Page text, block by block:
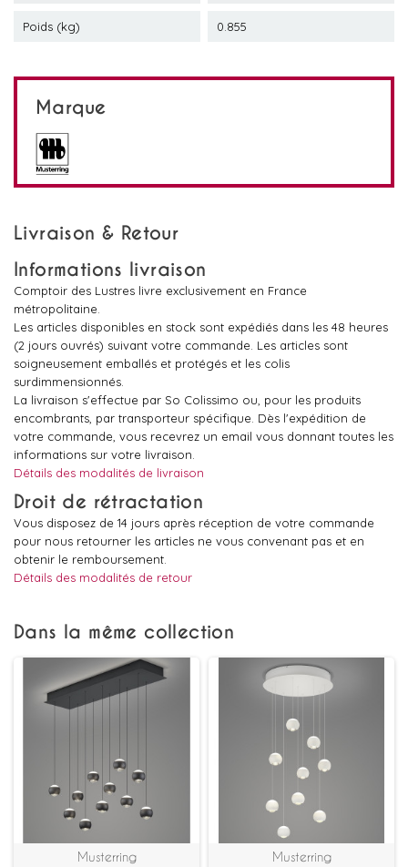
Poids (kg) 0.855
Marque
Livraison & Retour
Informations livraison
Comptoir des Lustres livre exclusivement en France
métropolitaine.
Les articles disponibles en stock sont expédiés dans les 48 heures
(2 jours ouvrés) suivant votre commande. Les articles sont
soigneusement emballés et protégés et les colis
surdimmensionnés.
La livraison s'effectue par So Colissimo ou, pour les produits
encombrants, par transporteur spécifique. Dès l'expédition de
votre commande, vous recevrez un email vous donnant toutes les
informations sur votre livraison.
Détails des modalités de livraison
Droit de rétractation
Vous disposez de 14 jours après réception de votre commande
pour nous retourner les articles ne vous convenant pas et en
obtenir le remboursement.
Détails des modalités de retour
Dans la même collection
Musterring Musterring